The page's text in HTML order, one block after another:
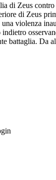
di Zeus
di Zeus
violenza
battaglia. Da